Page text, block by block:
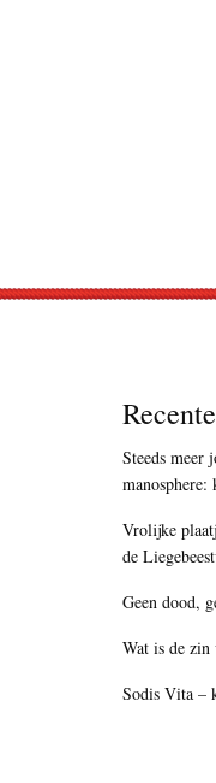
Steeds meer
manosphere:
Vrolijke
de
Geen dood,
Wat is de zin
Sodis Vita –